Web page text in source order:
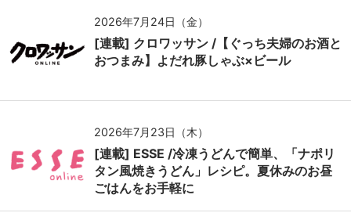
2026年7月24日（金）
[連載] クロワッサン /【ぐっち夫婦のお酒と
おつまみ】よだれ豚しゃぶ×ビール
2026年7月23日（木）
[連載] ESSE /冷凍うどんで簡単、「ナポリ
タン風焼きうどん」レシピ。夏休みのお昼
ごはんをお手軽に